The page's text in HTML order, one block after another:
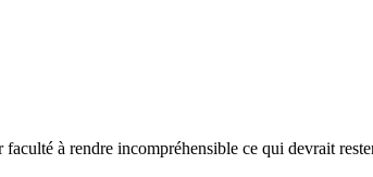
à rendre incompréhensible ce qui devrait